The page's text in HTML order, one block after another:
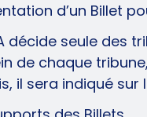
d’un Billet
décide seule des
de chaque
il sera indiqué